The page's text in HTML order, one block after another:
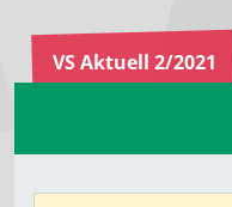
VS Aktuell 2/2021